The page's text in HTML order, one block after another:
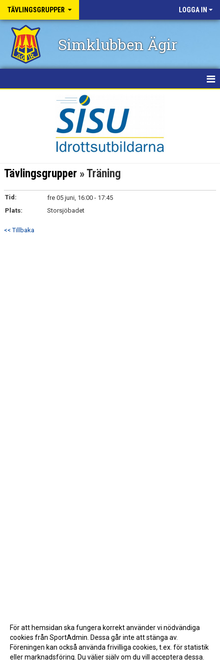
TÄVLINGSGRUPPER LOGGA IN
Simklubben Ägir
KALENDER
KONTAKT
Tävlingsgrupper » Träning
Tid:
fre 05 juni, 16:00 - 17:45
Plats:
Storsjöbadet
<< Tillbaka
För att hemsidan ska fungera korrekt använder vi nödvändiga
cookies från SportAdmin. Dessa går inte att stänga av.
Föreningen kan också använda frivilliga cookies, t.ex. för statistik
eller marknadsföring. Du väljer själv om du vill acceptera dessa.